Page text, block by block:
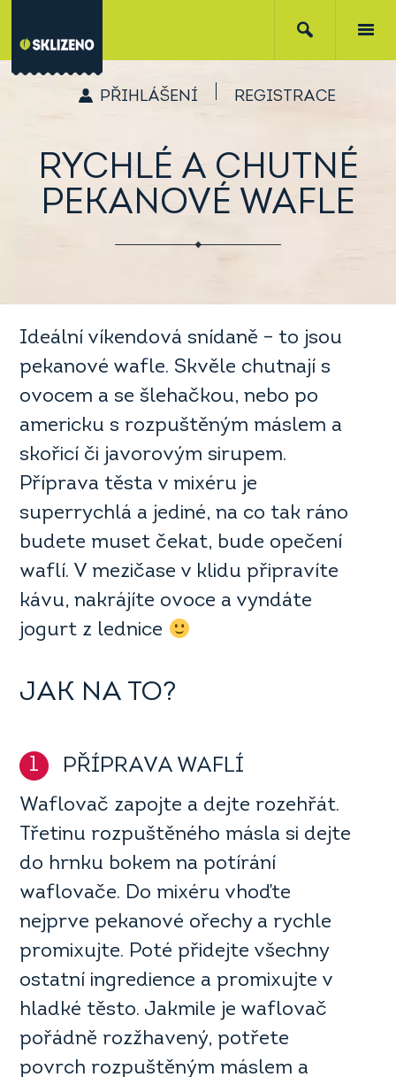
PŘIHLÁŠENÍ REGISTRACE
RYCHLÉ A CHUTNÉ
PEKANOVÉ WAFLE
Ideální víkendová snídaně – to jsou
pekanové wafle. Skvěle chutnají s
ovocem a se šlehačkou, nebo po
americku s rozpuštěným máslem a
skořicí či javorovým sirupem.
Příprava těsta v mixéru je
superrychlá a jediné, na co tak ráno
budete muset čekat, bude opečení
waflí. V mezičase v klidu připravíte
kávu, nakrájíte ovoce a vyndáte
jogurt z lednice
JAK NA TO?
1 PŘÍPRAVA WAFLÍ
Waflovač zapojte a dejte rozehřát.
Třetinu rozpuštěného másla si dejte
do hrnku bokem na potírání
waflovače. Do mixéru vhoďte
nejprve pekanové ořechy a rychle
promixujte. Poté přidejte všechny
ostatní ingredience a promixujte v
hladké těsto. Jakmile je waflovač
pořádně rozžhavený, potřete
povrch rozpuštěným máslem a